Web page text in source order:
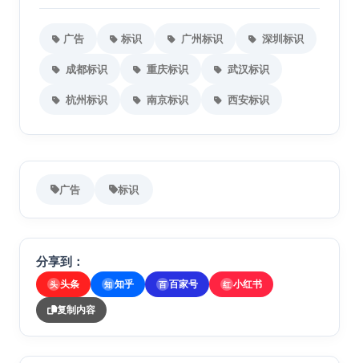
广告 标识 广州标识 深圳标识
成都标识 重庆标识 武汉标识
杭州标识 南京标识 西安标识
广告 标识
分享到：
头 头条 知 知乎 百 百家号 红 小红书
复制内容